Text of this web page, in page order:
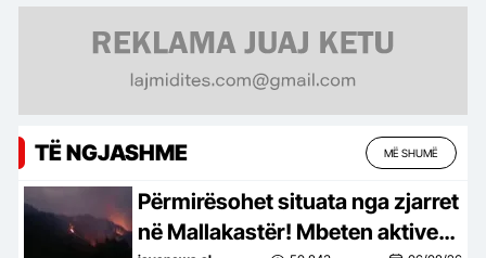
TË NGJASHME MË SHUMË
Përmirësohet situata nga zjarret
në Mallakastër! Mbeten aktive